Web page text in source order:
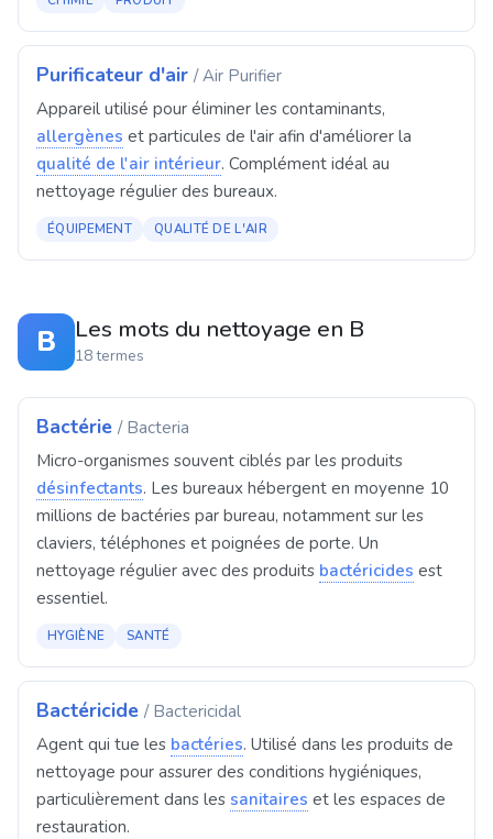
Purificateur d'air / Air Purifier
Appareil utilisé pour éliminer les contaminants,
allergènes et particules de l'air afin d'améliorer la
qualité de l'air intérieur. Complément idéal au
nettoyage régulier des bureaux.
ÉQUIPEMENT QUALITÉ DE L'AIR
B Les mots du nettoyage en B
18 termes
Bactérie / Bacteria
Micro-organismes souvent ciblés par les produits
désinfectants. Les bureaux hébergent en moyenne 10
millions de bactéries par bureau, notamment sur les
claviers, téléphones et poignées de porte. Un
nettoyage régulier avec des produits bactéricides est
essentiel.
HYGIÈNE SANTÉ
Bactéricide / Bactericidal
Agent qui tue les bactéries. Utilisé dans les produits de
nettoyage pour assurer des conditions hygiéniques,
particulièrement dans les sanitaires et les espaces de
restauration.